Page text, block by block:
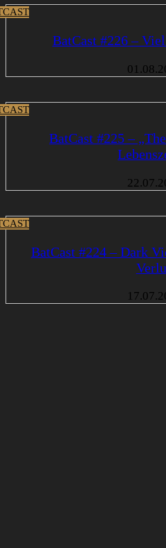
BatCast #226 –
BatCast #225 –
BatCast #224 – Dark